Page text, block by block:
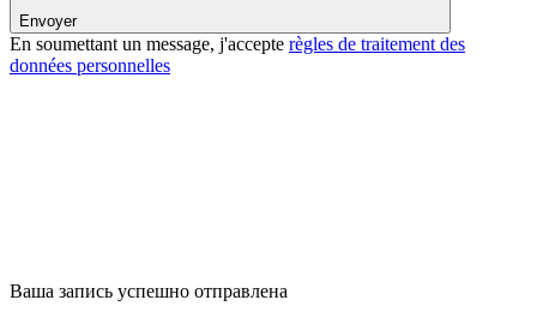
Envoyer
En soumettant un message, j'accepte règles de traitement des
données personnelles
Ваша запись успешно отправлена